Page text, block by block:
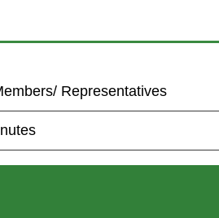
Representatives